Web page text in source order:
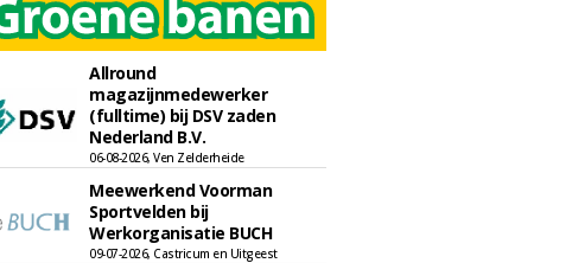
Allround
magazijnmedewerker
(fulltime) bij DSV zaden
Nederland B.V.
06-08-2026, Ven Zelderheide
Meewerkend Voorman
Sportvelden bij
Werkorganisatie BUCH
09-07-2026, Castricum en Uitgeest